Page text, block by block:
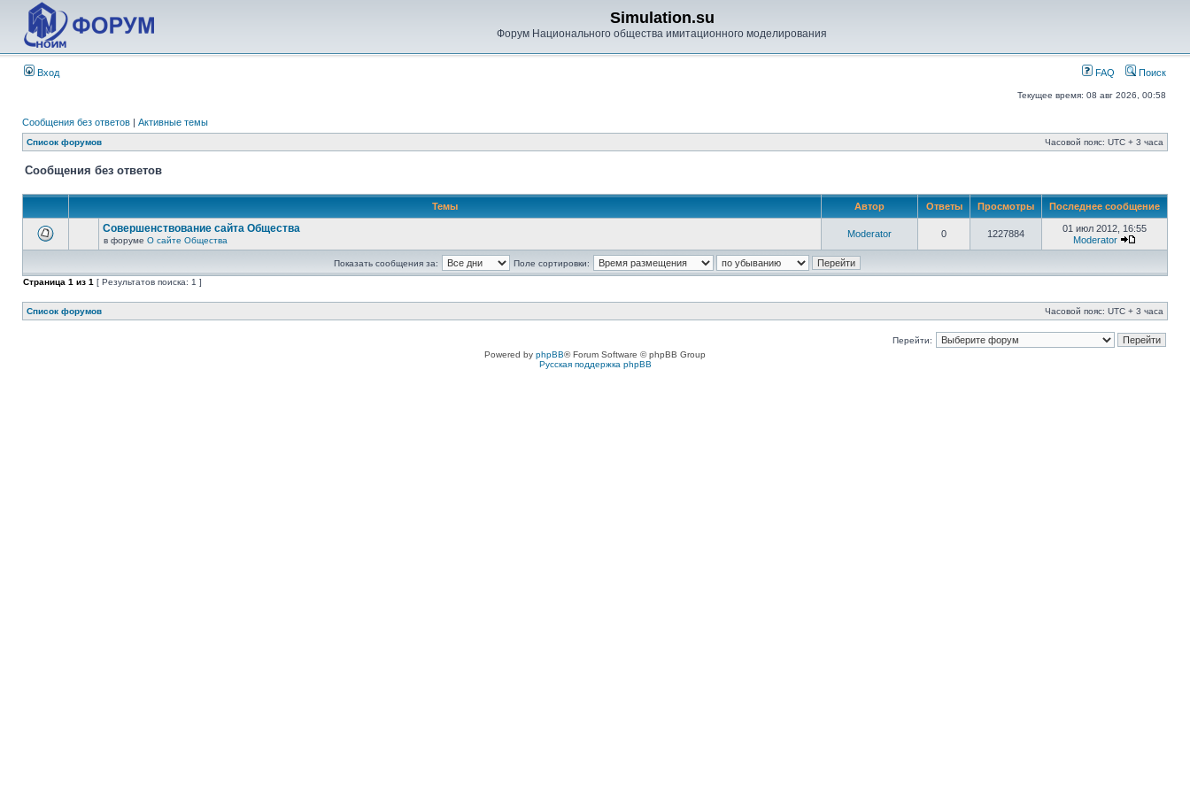
Simulation.su
Форум Национального общества имитационного моделирования
Вход FAQ Поиск
Текущее время: 08 авг 2026, 00:58
Сообщения без ответов | Активные темы
Список форумов Часовой пояс: UTC + 3 часа
Сообщения без ответов
Темы Автор Ответы Просмотры Последнее сообщение
Совершенствование сайта Общества
в форуме О сайте Общества
Moderator 0 1227884
01 июл 2012, 16:55
Moderator
Показать сообщения за:
Поле сортировки:
Страница 1 из 1 [ Результатов поиска: 1 ]
Список форумов Часовой пояс: UTC + 3 часа
Перейти:
Powered by phpBB® Forum Software © phpBB Group
Русская поддержка phpBB